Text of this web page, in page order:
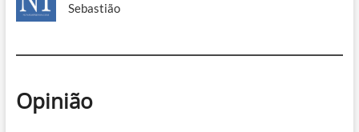
Sebastião
Opinião